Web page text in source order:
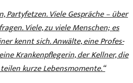
Par­ty­fet­zen. Vie­le Ge­spräche – über
Vie­le, zu vie­le Men­schen; es
kennt sich. An­wäl­te, ei­ne Pro­fes­
Kran­kenpf­le­ge­rin, der Kell­ner, die
kur­ze Le­bens­mo­men­te.“